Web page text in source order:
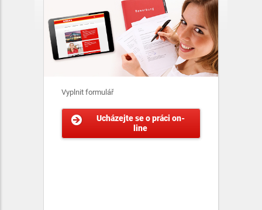
Vyplnit formulář
Ucházejte se o práci on-
line